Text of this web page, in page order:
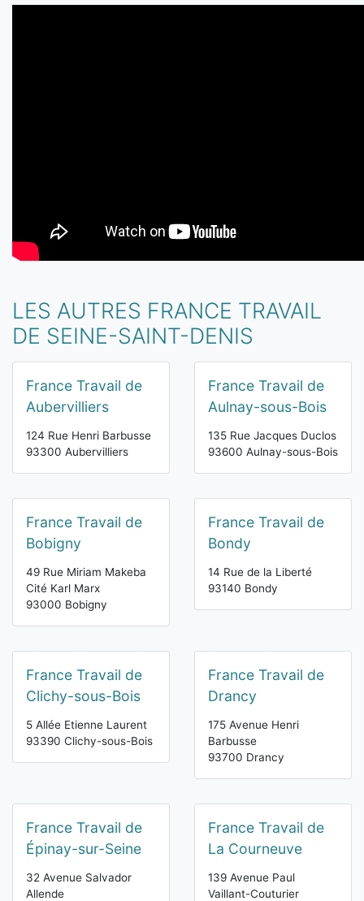
LES AUTRES FRANCE TRAVAIL
DE SEINE-SAINT-DENIS
France Travail de
Aubervilliers
124 Rue Henri Barbusse
93300 Aubervilliers
France Travail de
Aulnay-sous-Bois
135 Rue Jacques Duclos
93600 Aulnay-sous-Bois
France Travail de
Bobigny
49 Rue Miriam Makeba
Cité Karl Marx
93000 Bobigny
France Travail de
Bondy
14 Rue de la Liberté
93140 Bondy
France Travail de
Clichy-sous-Bois
5 Allée Etienne Laurent
93390 Clichy-sous-Bois
France Travail de
Drancy
175 Avenue Henri
Barbusse
93700 Drancy
France Travail de
Épinay-sur-Seine
32 Avenue Salvador
Allende
France Travail de
La Courneuve
139 Avenue Paul
Vaillant-Couturier